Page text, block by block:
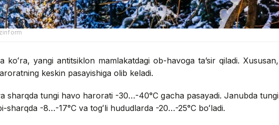
koʻra, yangi antitsiklon mamlakatdagi ob-havoga taʼsir qiladi. Xususan,
keskin pasayishiga olib keladi.
sharqda tungi havo harorati -30…-40°C gacha pasayadi. Janubda tungi
sharqda -8…-17°C va togʻli hududlarda -20…-25°C boʻladi.